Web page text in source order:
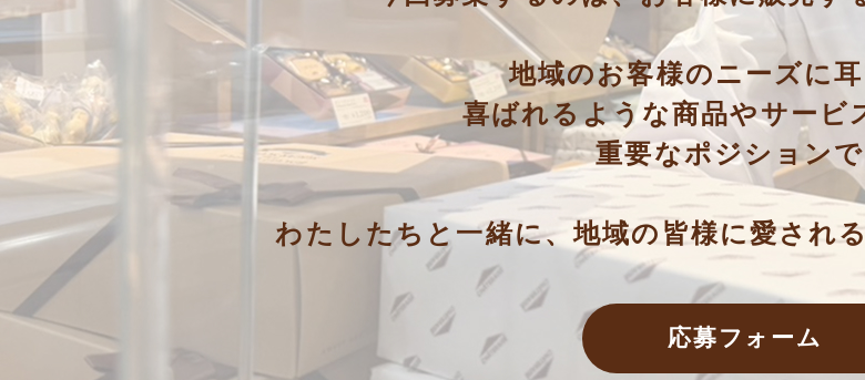
地域のお客様のニーズに耳
喜ばれるような商品やサービ
重要なポジション
わたしたちと一緒に、地域の皆様に愛され
応募フォーム